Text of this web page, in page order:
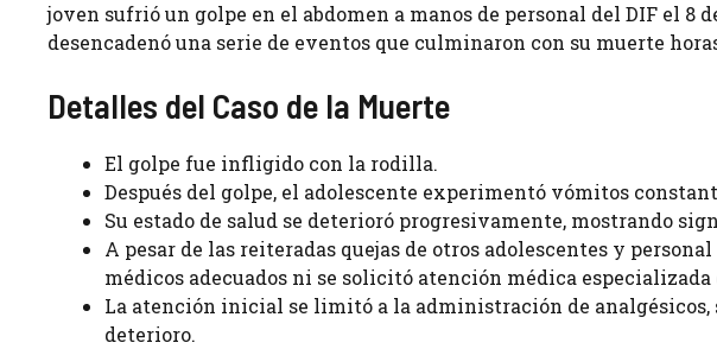
joven sufrió un golpe en el abdomen a manos de personal del DIF el 8
desencadenó una serie de eventos que culminaron con su muerte
Detalles del Caso de la Muerte
El golpe fue infligido con la rodilla.
Después del golpe, el adolescente experimentó vómitos
Su estado de salud se deterioró progresivamente, mostrando
A pesar de las reiteradas quejas de otros adolescentes y
médicos adecuados ni se solicitó atención médica
La atención inicial se limitó a la administración de analgésicos,
deterioro.